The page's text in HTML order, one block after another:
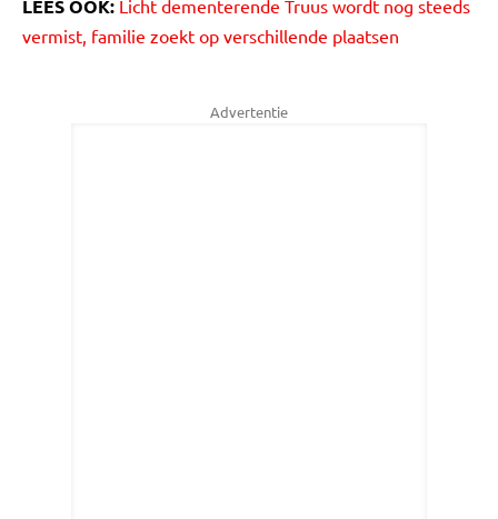
LEES OOK: Licht dementerende Truus wordt nog steeds
vermist, familie zoekt op verschillende plaatsen
Advertentie